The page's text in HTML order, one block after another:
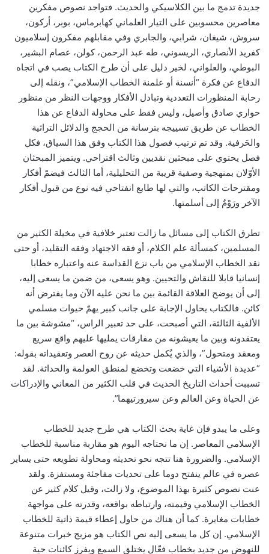
جديدة تدمج ما بين الكلاسيكي والحديث. فتواجد نصوص مفكرين
معاصرين محسوبين على التيار العلماني كهابرماس، بوبر، أركون،
سروش، شيغان، شرابي، والجابري وفي مقابلهم مفكرون إسلاميون
كفريد الأنصاري، الريسوني، طه عبد الرحمن، كولن، عصام البشير،
البوطي، والعلواني، لخير دليل على أن طرح الكتاب يصب في اتجاه
الدفاع عن فكرة “أنسنة أو علمنة الخطاب الإسلامي”، ونقله إلى
رحابة المنظورات التعددية وتبادل الأفكار ووجهات النظر من منظور
حواري صادق وأصيل، وليس فقط على محاولة الدفاع عن هذا
الخطاب عن طريق تسييجه بترسانة من الحجج والدلائل التراثية
والحَرفية. وقد تم ترتيب فصول هذا الكتاب وفق هذا السياق، فكل
فصل يحتوي على مبحثين نقديين وثالث اقتراحي. ويتميز المبحثان
الأوّلان بمنهجية وصفية قريبة من التحليلية، أما الثالث فيضمّ أفكار
ومقترحات الكاتب، والتي لها طابع انفتاحي فيه نوع من قبول أفكار
الآخر ورَوْمٌ إلى أسلمتها.
تطرق الكتاب إلى مسائل ما زالت تعتبر خلافية في مخيلة الكثير من
المسلمين، كمسألة علم الكلام، أو فقه الاجتهاد وفقه التقليد، أو حتى
نقد الخطاب الإسلامي من باب نزع القداسة عنه واعتباره خطابا
إنسانيا قابلا للنقاش والتحيين. وهو يسعى، من ضمن ما يسعى إليه،
إلى أن يوضح العلاقة القائمة بين ما نحن عليه الآن وما يفترض أنه
كائن. فالكتاب يحاول الإجابة على جانب كبير يهمّ حيوات مسلمي
الألفية الثالثة، التي أصبحت، على حد تعبير الراس، “مشوشة بين ما
يعتقدونه وبين ما يعيشونه من مفارقات يمليها عليهم واقع سريع
ومعقد ومتحول”، والذي يُكمل حديثه عن روح العصر وتعقيداته بقوله:
“عديدة الأشياء التي خضعت وتخضع لمنطق العولمة والحداثة. لقد
تسببت أحداث التاريخ الحديث في قلب الكثير من المعاني والإدراكات
عن الحياة وعن العالم وعن سيرورتيهما”.
وعلى ما يبدو فإن غاية بحث الكتاب هي طرح جديد للخطاب
الإسلامي المعاصر. إن ما نحتاجه اليوم هو مقاربة مناسبة للخطاب
الإسلامي. والضرورة هنا تتجه نحو تحديثه ومحاولة تطويعه حتى يساير
عصره في عالم ينفتح دوما على تحديات مفاجئة ومستفزة. ولقد
عنت نصوص كثيرة بهذا الموضوع، ولا زالت، وقيل كلام كثير عن
الخطاب الإسلامي وقيمته، وارتباطه بواقعه، وقدرته على مواجهة
خطابات مغايرة. كما أن هناك من حاول إعطاء قيمة ذاتية للخطاب
الإسلامي. إن كل ما يسعى إليه نص الكتاب هو مزيج خبرات متنوعة
للنهوض من جديد بخطاب فعّال يختلق السمع ويفرز كائنات حية